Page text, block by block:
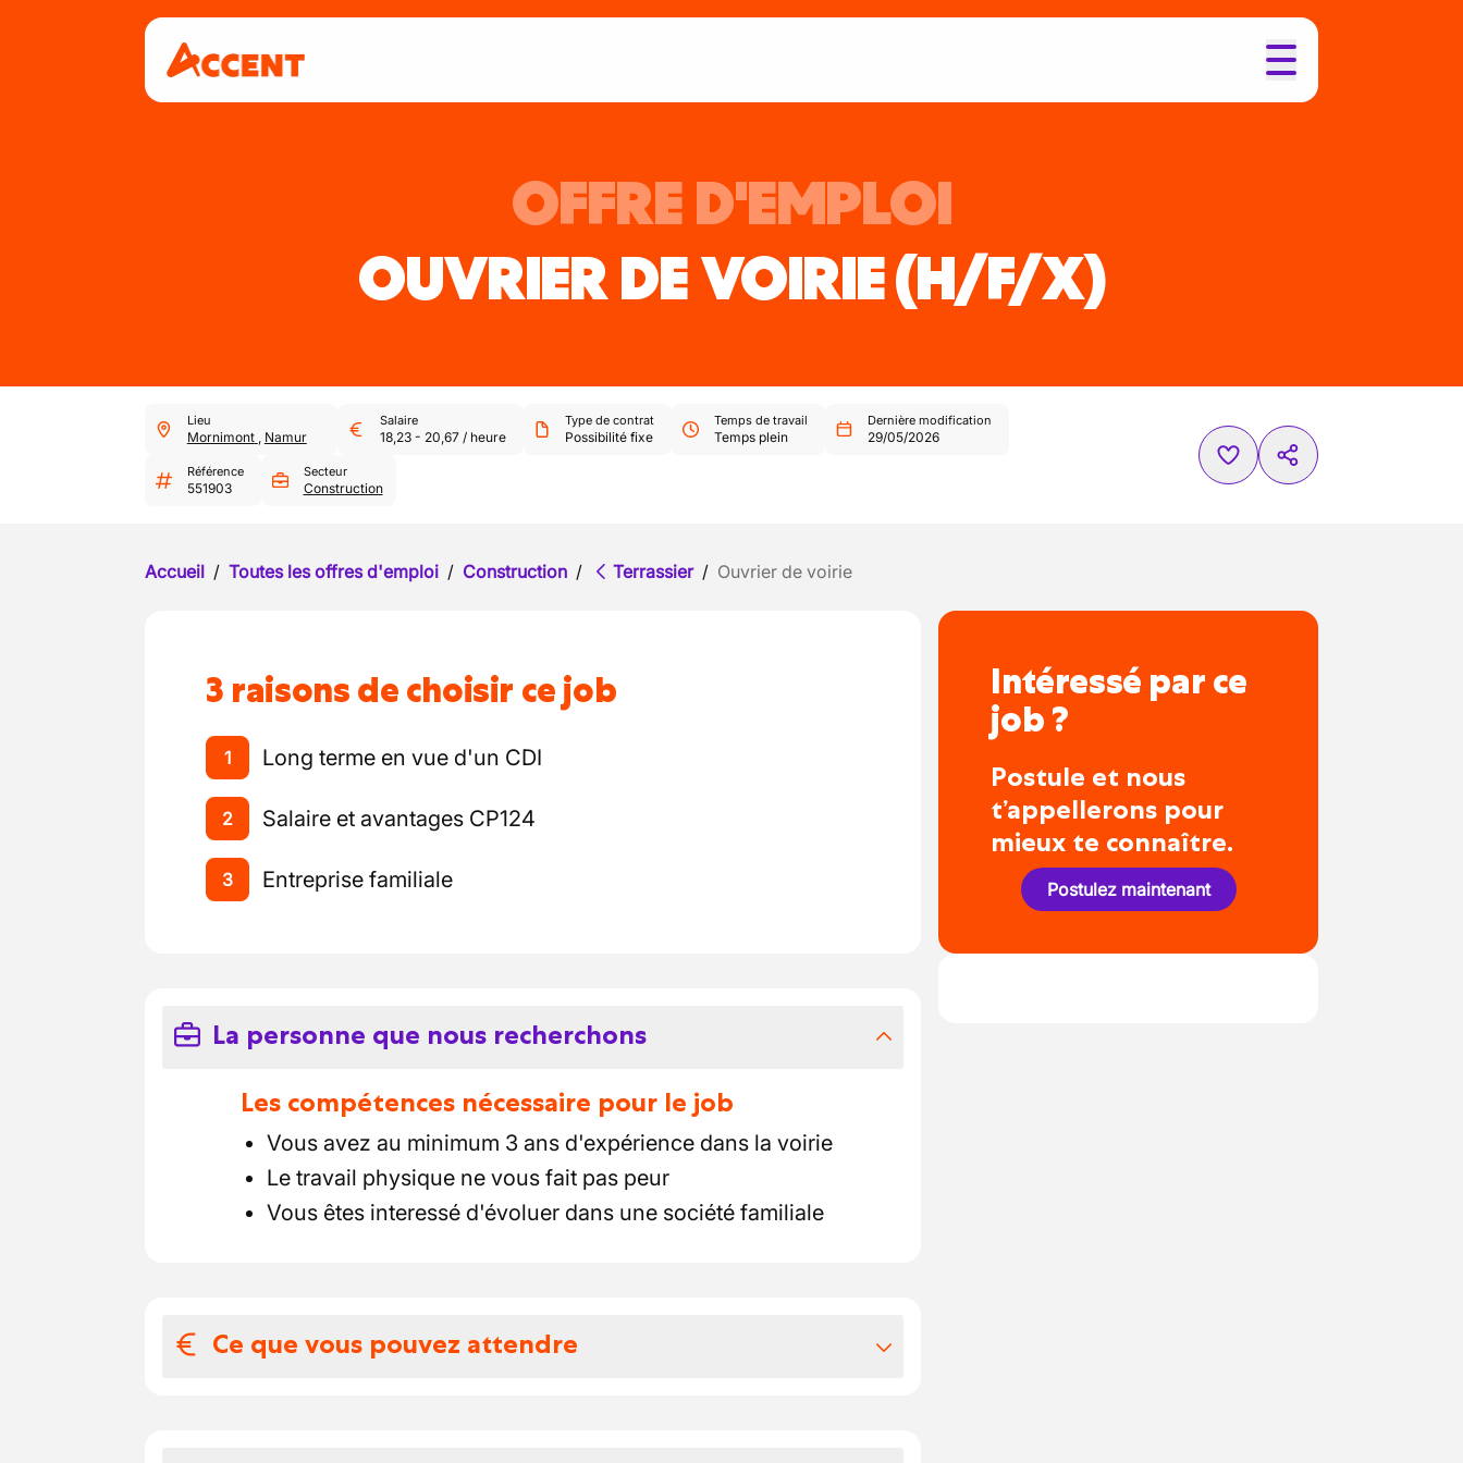
OFFRE D'EMPLOI
OUVRIER DE VOIRIE(H/F/X)
Lieu
Mornimont , Namur
Salaire
18,23- 20,67/ heure
Type de contrat
Possibilité fixe
Temps de travail
Temps plein
Dernière modification
29/05/2026
Référence
551903
Secteur
Construction
Accueil / Toutes les offres d'emploi / Construction / Terrassier / Ouvrier de voirie
3 raisons de choisir ce job
1 Long terme en vue d'un CDI
2 Salaire et avantages CP124
3 Entreprise familiale
La personne que nous recherchons
Les compétences nécessaire pour le job
Vous avez au minimum 3 ans d'expérience dans la voirie
Le travail physique ne vous fait pas peur
Vous êtes interessé d'évoluer dans une société familiale
Ce que vous pouvez attendre
Intéressé par ce
job ?
Postule et nous
t’appellerons pour
mieux te connaître.
Postulez maintenant